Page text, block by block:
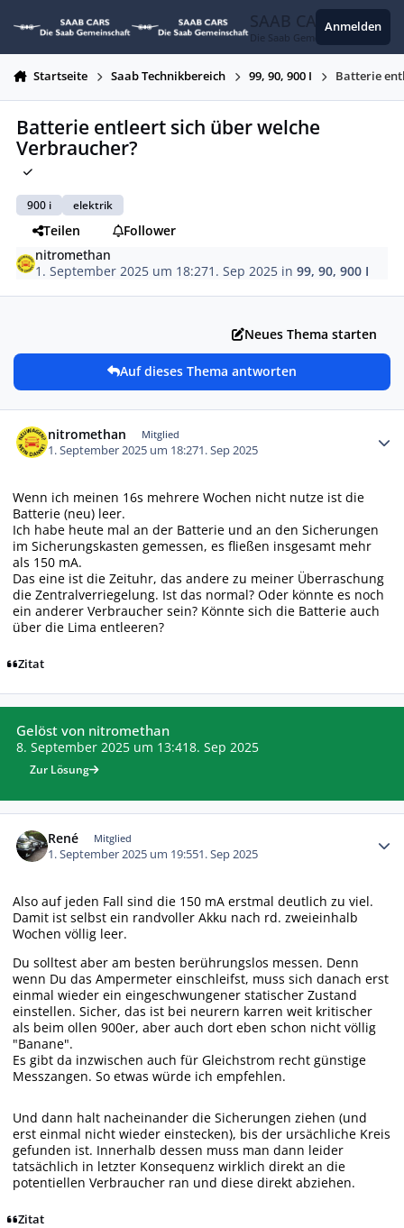
SAAB CARS
Die Saab Gemeinschaft
Anmelden
Startseite Saab Technikbereich 99, 90, 900 I Batterie
Batterie entleert sich über welche
Verbraucher?
900 i elektrik
Teilen
Follower
nitromethan
1. September 2025 um 18:271. Sep 2025 in99, 90, 900 I
Neues Thema starten
Auf dieses Thema antworten
nitromethan Mitglied
1. September 2025 um 18:271. Sep 2025
Wenn ich meinen 16s mehrere Wochen nicht nutze ist die
Batterie (neu) leer.
Ich habe heute mal an der Batterie und an den Sicherungen
im Sicherungskasten gemessen, es fließen insgesamt mehr
als 150 mA.
Das eine ist die Zeituhr, das andere zu meiner Überraschung
die Zentralverriegelung. Ist das normal? Oder könnte es noch
ein anderer Verbraucher sein? Könnte sich die Batterie auch
über die Lima entleeren?
Zitat
Gelöst von nitromethan
8. September 2025 um 13:418. Sep 2025
Zur Lösung
René Mitglied
1. September 2025 um 19:551. Sep 2025
Also auf jeden Fall sind die 150 mA erstmal deutlich zu viel.
Damit ist selbst ein randvoller Akku nach rd. zweieinhalb
Wochen völlig leer.
Du solltest aber am besten berührungslos messen. Denn
wenn Du das Ampermeter einschleifst, muss sich danach erst
einmal wieder ein eingeschwungener statischer Zustand
einstellen. Sicher, das ist bei neurern karren weit kritischer
als beim ollen 900er, aber auch dort eben schon nicht völlig
"Banane".
Es gibt da inzwischen auch für Gleichstrom recht günstige
Messzangen. So etwas würde ich empfehlen.
Und dann halt nacheinander die Sicherungen ziehen (und
erst einmal nicht wieder einstecken), bis der ursächliche Kreis
gefunden ist. Innerhalb dessen muss man dann leider
tatsächlich in letzter Konsequenz wirklich direkt an die
potentiellen Verbraucher ran und diese direkt abziehen.
Zitat